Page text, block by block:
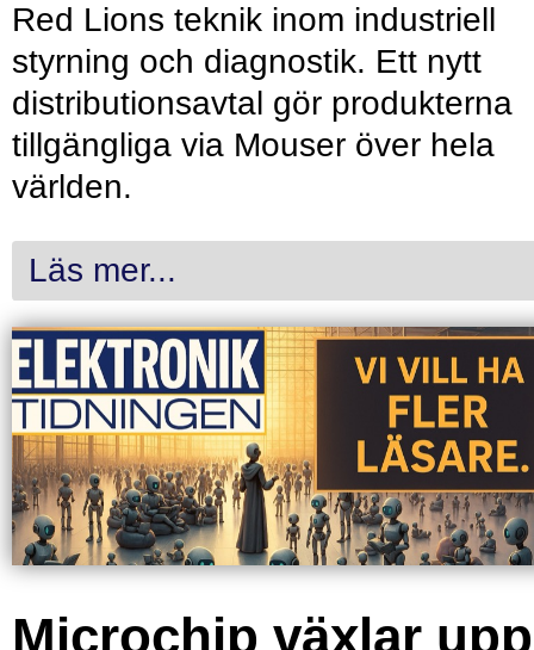
Red Lions teknik inom industriell
styrning och diagnostik. Ett nytt
distributionsavtal gör produkterna
tillgängliga via Mouser över hela
världen.
Läs mer...
Microchip växlar upp